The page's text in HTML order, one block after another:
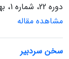
دوره 22، شماره 1، بهار 1401، صفحه
مشاهده مقاله
سخن سردبیر